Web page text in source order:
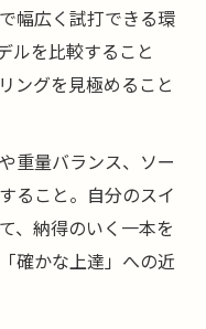
幅広く試打できる環
ルを比較すること
ングを見極めること
重量バランス、ソー
ること。自分のスイ
、納得のいく一本を
確かな上達」への近